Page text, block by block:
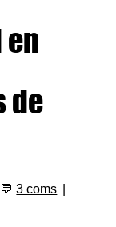
de
💬3 coms